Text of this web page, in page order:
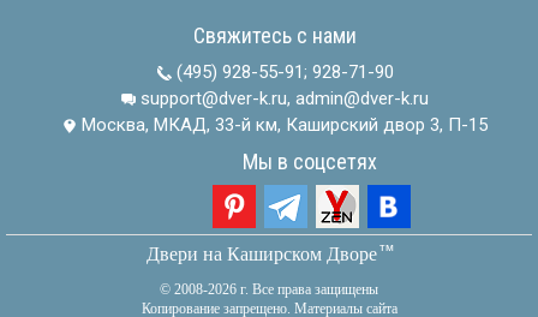
Свяжитесь с нами
(495) 928-55-91; 928-71-90
support@dver-k.ru, admin@dver-k.ru
Москва, МКАД, 33-й км, Каширский двор 3, П-15
Мы в соцсетях
Двери на Каширском Дворетм
© 2008-2026 г. Все права защищены
Копирование запрещено. Материалы сайта